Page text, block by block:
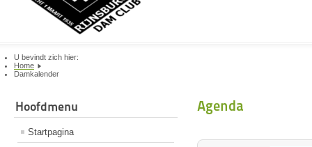
U bevindt zich hier:
Home
Damkalender
Hoofdmenu
Startpagina
Agenda